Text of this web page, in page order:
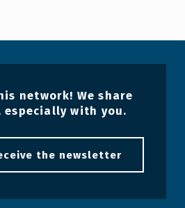
network! We share
especially with you.
the newsletter